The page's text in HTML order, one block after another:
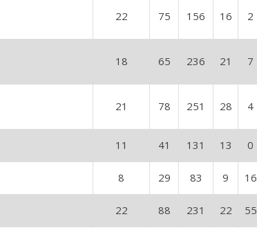
22 75 156 16 2
18 65 236 21 7
21 78 251 28 4
11 41 131 13 0
8 29 83 9 16
22 88 231 22 55